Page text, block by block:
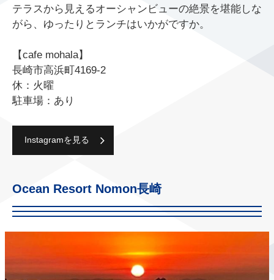
テラスから見えるオーシャンビューの絶景を堪能しな
がら、ゆったりとランチはいかがですか。
【cafe mohala】
長崎市高浜町4169-2
休：火曜
駐車場：あり
Instagramを見る
Ocean Resort Nomon長崎